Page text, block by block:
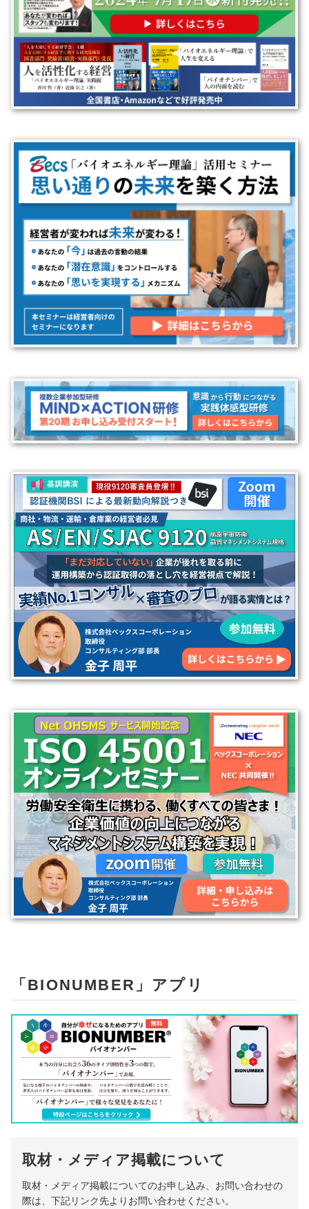
「BIONUMBER」アプリ
取材・メディア掲載について
取材・メディア掲載についてのお申し込み、お問い合わせの
際は、下記リンク先よりお問い合わせください。